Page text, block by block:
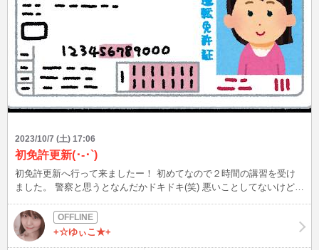
2023/10/7 (土) 17:06
初免許更新(･-･`)
初免許更新へ行って来ましたー！ 初めてなので２時間の講習を受け
ました。 警察と思うとなんだかドキドキ(笑) 悪いことしてないけど
ていて怖かった… ゴールド免許目指すぞー！
+☆ゆぃこ★+